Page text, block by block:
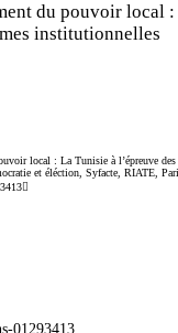
du pouvoir local :
institutionnelles
local : La Tunisie à l’épreuve des
et éléction, Syfacte, RIATE,
01293413